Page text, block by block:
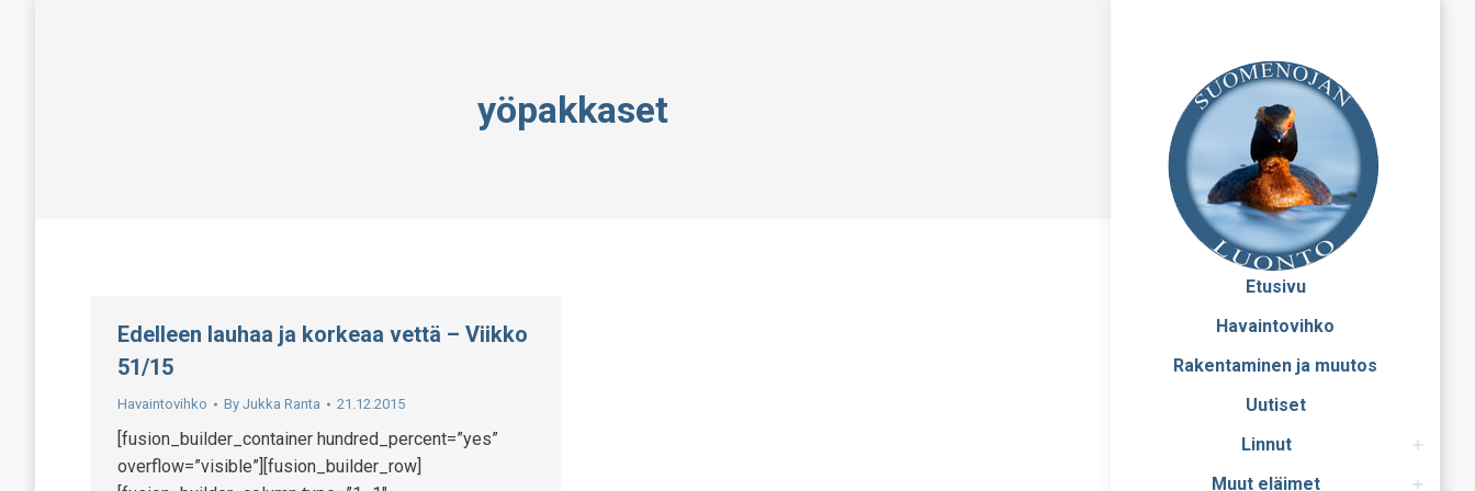
Etusivu
Havaintovihko
Rakentaminen ja muutos
Uutiset
Linnut
Muut eläimet
yöpakkaset
Edelleen lauhaa ja korkeaa vettä – Viikko
51/15
Havaintovihko By Jukka Ranta 21.12.2015
[fusion_builder_container hundred_percent=”yes”
overflow=”visible”][fusion_builder_row]